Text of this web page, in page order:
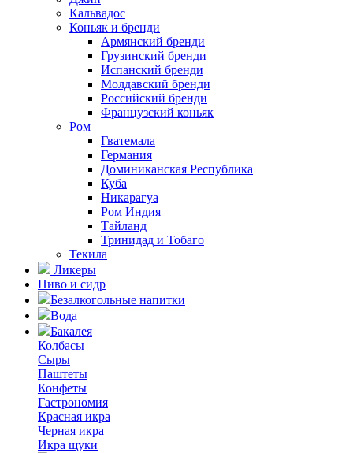
Кальвадос
Коньяк и бренди
Армянский бренди
Грузинский бренди
Испанский бренди
Молдавский бренди
Российский бренди
Французский коньяк
Ром
Гватемала
Германия
Доминиканская Республика
Куба
Никарагуа
Ром Индия
Тайланд
Тринидад и Тобаго
Текила
Ликеры
Пиво и сидр
Безалкогольные напитки
Вода
Бакалея
Колбасы
Сыры
Паштеты
Конфеты
Гастрономия
Красная икра
Черная икра
Икра щуки